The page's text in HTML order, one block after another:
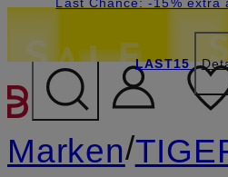
ZUM
LAST15
Marken/